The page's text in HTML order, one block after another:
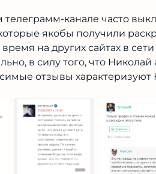
телеграмм-канале часто
якобы получили
на других сайтах в
в силу того, что
отзывы